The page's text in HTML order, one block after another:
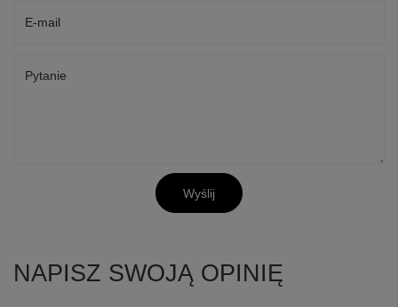
E-mail
Pytanie
Wyślij
NAPISZ SWOJĄ OPINIĘ